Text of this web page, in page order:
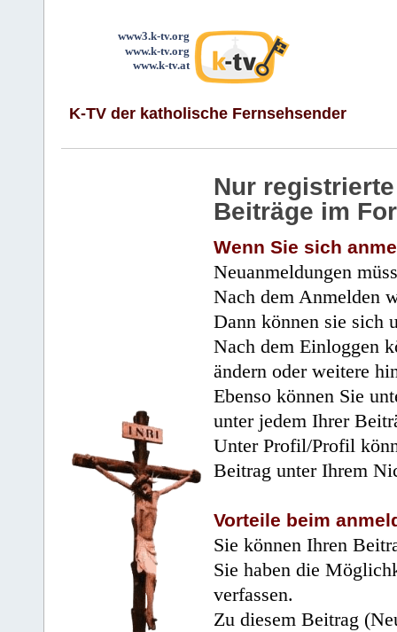
www3.k-tv.org
www.k-tv.org
www.k-tv.at
K-TV der katholische Fernsehsender
Nur
Beiträge im
Wenn Sie sich
Neuanmeldungen
Nach dem Anmelden
Dann können sie sich
Nach dem Einloggen
ändern oder weitere
Ebenso können Sie
unter jedem Ihrer
Unter Profil/Profil
Beitrag unter Ihrem
Vorteile beim
Sie können Ihren
Sie haben die
verfassen.
Zu diesem Beitrag